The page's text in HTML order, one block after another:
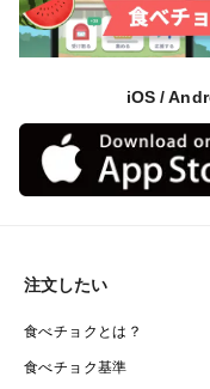
iOS /
注文したい
食べチョクとは？
食べチョク基準